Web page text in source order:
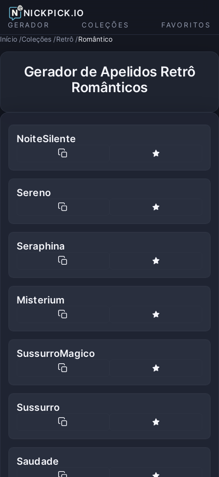
NICKPICK.IO
GERADOR COLEÇÕES
FAVORITOS
Início Coleções Retrô Romântico
Gerador de Apelidos Retrô
Românticos
NoiteSilente
Sereno
Seraphina
Misterium
SussurroMagico
Sussurro
Saudade